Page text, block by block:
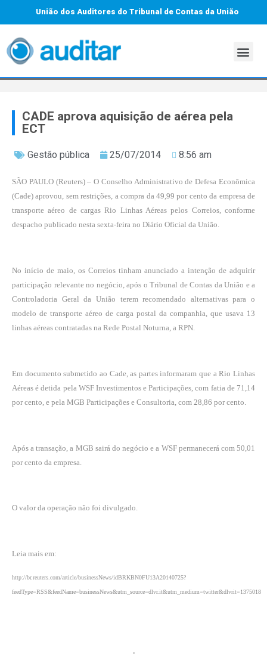
União dos Auditores do Tribunal de Contas da União
CADE aprova aquisição de aérea pela
ECT
Gestão pública 25/07/2014 8:56 am
SÃO PAULO (Reuters) – O Conselho Administrativo de Defesa Econômica
(Cade) aprovou, sem restrições, a compra da 49,99 por cento da empresa de
transporte aéreo de cargas Rio Linhas Aéreas pelos Correios, conforme
despacho publicado nesta sexta-feira no Diário Oficial da União.
No início de maio, os Correios tinham anunciado a intenção de adquirir
participação relevante no negócio, após o Tribunal de Contas da União e a
Controladoria Geral da União terem recomendado alternativas para o
modelo de transporte aéreo de carga postal da companhia, que usava 13
linhas aéreas contratadas na Rede Postal Noturna, a RPN.
Em documento submetido ao Cade, as partes informaram que a Rio Linhas
Aéreas é detida pela WSF Investimentos e Participações, com fatia de 71,14
por cento, e pela MGB Participações e Consultoria, com 28,86 por cento.
Após a transação, a MGB sairá do negócio e a WSF permanecerá com 50,01
por cento da empresa.
O valor da operação não foi divulgado.
Leia mais em:
http://br.reuters.com/article/businessNews/idBRKBN0FU13A20140725?
feedType=RSS&feedName=businessNews&utm_source=dlvr.it&utm_medium=twitter&dlvrit=1375018